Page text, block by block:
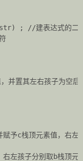
; //建表达式的二
并置其左右孩子为空后
予c栈顶元素值，右左
左孩子分别取b栈顶元